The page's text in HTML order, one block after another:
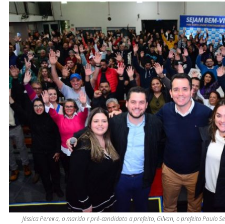
Jéssica Pereira, o marido r pré-candidato a prefeito, Gilvan, o prefeito Paulo